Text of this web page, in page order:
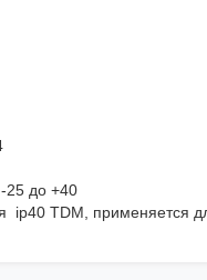
до +40
ip40 TDM, применяется